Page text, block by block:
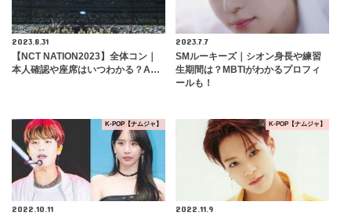
2023.8.31
【NCT NATION2023】全体コン｜
本人確認や座席はいつわかる？A…
2023.7.7
SMルーキーズ｜シオン身長や練習
生期間は？MBTIがわかるプロフィ
ールも！
K-POP【ナムジャ】
2022.10.11
K-POP【ナムジャ】
2022.11.9